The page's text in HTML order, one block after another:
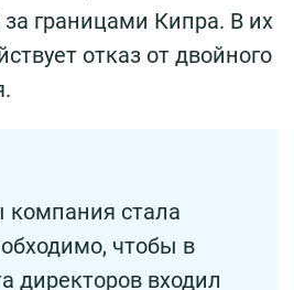
границами Кипра. В их
отказ от двойного
компания стала
чтобы в
директоров входил